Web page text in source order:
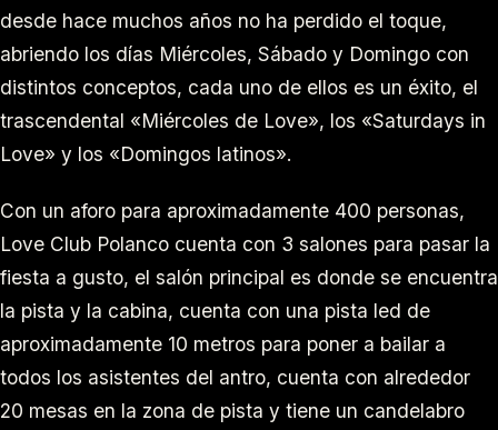
desde hace muchos años no ha perdido el toque,
abriendo los días Miércoles, Sábado y Domingo con
distintos conceptos, cada uno de ellos es un éxito, el
trascendental «Miércoles de Love», los «Saturdays in
Love» y los «Domingos latinos».
Con un aforo para aproximadamente 400 personas,
Love Club Polanco cuenta con 3 salones para pasar la
fiesta a gusto, el salón principal es donde se encuentra
la pista y la cabina, cuenta con una pista led de
aproximadamente 10 metros para poner a bailar a
todos los asistentes del antro, cuenta con alrededor
20 mesas en la zona de pista y tiene un candelabro